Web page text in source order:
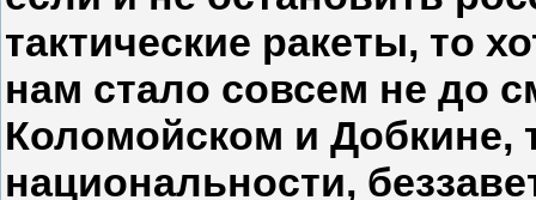
тактические ракеты, то
нам стало совсем не до
Коломойском и Добкине,
национальности,